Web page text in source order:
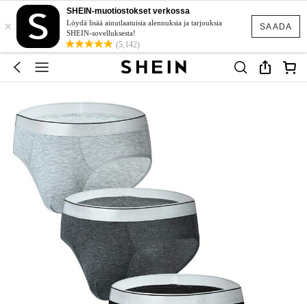
SAADA
×
SHEIN-muotiostokset verkossa
Löydä lisää ainutlaatuisia alennuksia ja tarjouksia
SHEIN-sovelluksesta!
(5,142)